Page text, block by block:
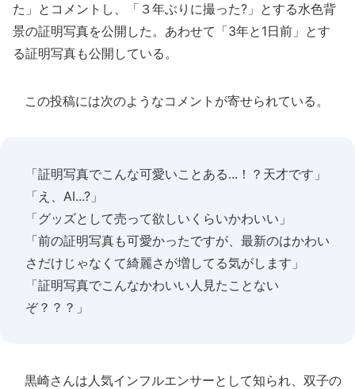
た」とコメントし、「３年ぶりに撮った?」とする水色背
景の証明写真を公開した。あわせて「3年と1日前」とす
る証明写真も公開している。
この投稿には次のようなコメントが寄せられている。
「証明写真でこんな可愛いことある...！？天才です」
「え、AI...?」
「グッズとして売って欲しいくらいかわいい」
「前の証明写真も可愛かったですが、最新のはかわい
さだけじゃなくて綺麗さが増してる気がします」
「証明写真でこんなかわいい人見たことない
ぞ？？？」
黒崎さんは人気インフルエンサーとして知られ、双子の